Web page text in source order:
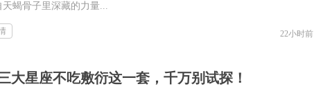
天蝎骨子里深藏的力量...
22小时前
大星座不吃敷衍这一套，千万别试探！